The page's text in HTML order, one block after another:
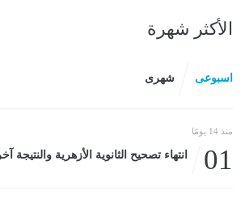
الأكثر شهرة
اسبوعى شهرى
منذ 14 يومًا
01 انتهاء تصحيح الثانوية الأزهرية والنتيجة